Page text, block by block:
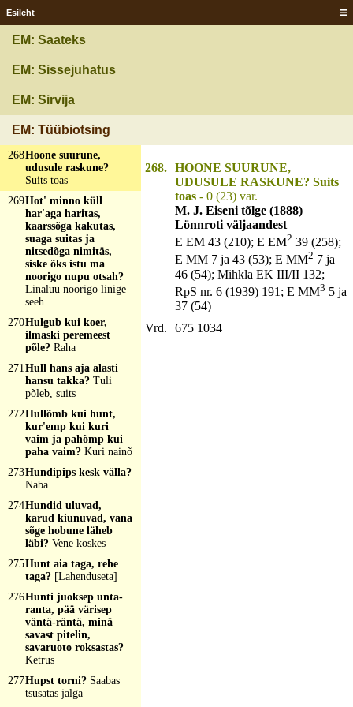
Esileht
EM: Saateks
EM: Sissejuhatus
EM: Sirvija
EM: Tüübiotsing
265Hommikust päeva
kasvab?Vari
266 Hoobitab, loobitab, ei
tapa aga kedagi?Vihk
Hoone rooga täis,
katust pole peal?
Viljaväli
268Hoone suurune,
udusule raskune?
Suits toas
269Hot' minno küll
har'aga haritas,
kaarssõga kakutas,
suaga suitas ja
nitsedõga nimitäs,
siske õks istu ma
noorigo nupu otsah?
Linaluu noorigo linige
seeh
270Hulgub kui koer,
ilmaski peremeest
põle? Raha
271Hull hans aja alasti
hansu takka? Tuli
põleb, suits
272Hullõmb kui hunt,
kur'emp kui kuri
vaim ja pahõmp kui
paha vaim? Kuri nainõ
273Hundipips kesk välla?
Naba
274Hundid uluvad,
karud kiunuvad, vana
sõge hobune läheb
läbi? Vene koskes
275Hunt aia taga, rehe
taga? [Lahenduseta]
276Hunti juoksep unta-
ranta, pää värisep
väntä-räntä, minä
savast pitelin,
savaruoto roksastas?
Ketrus
277Hupst torni? Saabas
tsusatas jalga
268. HOONE SUURUNE,
UDUSULE RASKUNE? Suits
toas - 0 (23) var.
M. J. Eiseni tõlge (1888)
Lönnroti väljaandest
E EM 43 (210); E EM2 39 (258);
E MM 7 ja 43 (53); E MM2 7 ja
46 (54); Mihkla EK III/II 132;
RpS nr. 6 (1939) 191; E MM3 5 ja
37 (54)
Vrd.
675 1034